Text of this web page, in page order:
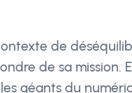
de
de sa mission.
géants du